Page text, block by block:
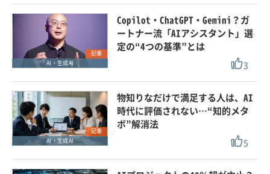
記事
AI・生成AI
Copilot・ChatGPT・Gemini？ガ
ートナー流「AIアシスタント」選
定の“4つの基準”とは
3
記事
AI・生成AI
物知りなだけで満足する人は、AI
時代に評価されない…“知的メタ
ボ”解消法
5